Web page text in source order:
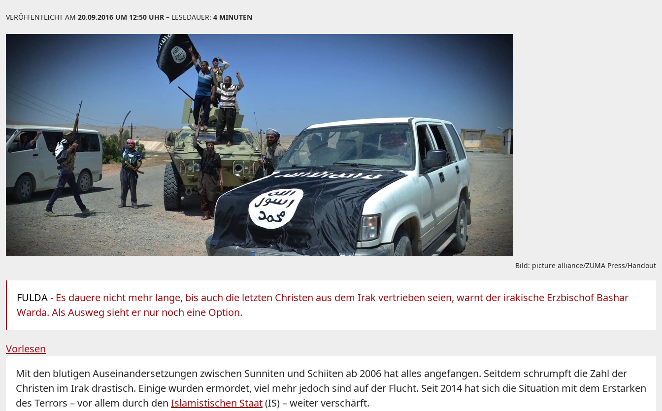
VERÖFFENTLICHT AM 20.09.2016 UM 12:50 UHR – LESEDAUER: 4 MINUTEN
Bild: picture alliance/ZUMA Press/Handout
FULDA- Es dauere nicht mehr lange, bis auch die letzten Christen aus dem Irak vertrieben seien, warnt der irakische Erzbischof Bashar
Warda. Als Ausweg sieht er nur noch eine Option.
Vorlesen
Mit den blutigen Auseinandersetzungen zwischen Sunniten und Schiiten ab 2006 hat alles angefangen. Seitdem schrumpft die Zahl der
Christen im Irak drastisch. Einige wurden ermordet, viel mehr jedoch sind auf der Flucht. Seit 2014 hat sich die Situation mit dem Erstarken
des Terrors – vor allem durch den Islamistischen Staat(IS) – weiter verschärft.